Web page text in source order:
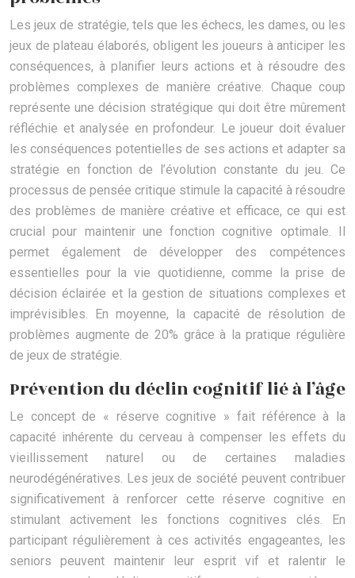
Les jeux de stratégie, tels que les échecs, les dames, ou les
jeux de plateau élaborés, obligent les joueurs à anticiper les
conséquences, à planifier leurs actions et à résoudre des
problèmes complexes de manière créative. Chaque coup
représente une décision stratégique qui doit être mûrement
réfléchie et analysée en profondeur. Le joueur doit évaluer
les conséquences potentielles de ses actions et adapter sa
stratégie en fonction de l’évolution constante du jeu. Ce
processus de pensée critique stimule la capacité à résoudre
des problèmes de manière créative et efficace, ce qui est
crucial pour maintenir une fonction cognitive optimale. Il
permet également de développer des compétences
essentielles pour la vie quotidienne, comme la prise de
décision éclairée et la gestion de situations complexes et
imprévisibles. En moyenne, la capacité de résolution de
problèmes augmente de 20% grâce à la pratique régulière
de jeux de stratégie.
Prévention du déclin cognitif lié à l’âge
Le concept de « réserve cognitive » fait référence à la
capacité inhérente du cerveau à compenser les effets du
vieillissement naturel ou de certaines maladies
neurodégénératives. Les jeux de société peuvent contribuer
significativement à renforcer cette réserve cognitive en
stimulant activement les fonctions cognitives clés. En
participant régulièrement à ces activités engageantes, les
seniors peuvent maintenir leur esprit vif et ralentir le